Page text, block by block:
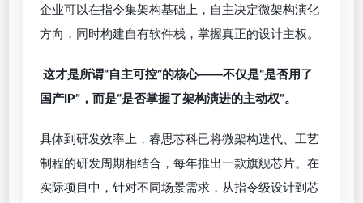
企业可以在指令集架构基础上，自主决定微架构演化
方向，同时构建自有软件栈，掌握真正的设计主权。
这才是所谓“自主可控”的核心——不仅是“是否用了
国产IP”，而是“是否掌握了架构演进的主动权”。
具体到研发效率上，睿思芯科已将微架构迭代、工艺
制程的研发周期相结合，每年推出一款旗舰芯片。在
实际项目中，针对不同场景需求，从指令级设计到芯